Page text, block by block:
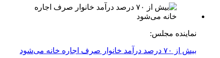
نماینده مجلس:
بیش از ۷۰ درصد درآمد خانوار صرف اجاره خانه می‌شود